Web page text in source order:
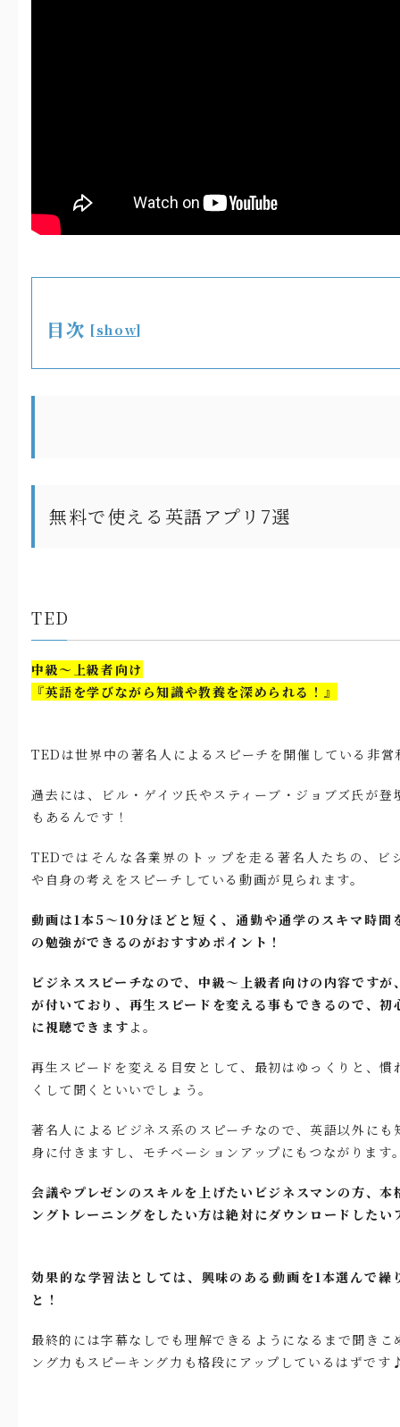
目次 [show]
無料で使える英語アプリ7選
TED
中級～上級者向け
『英語を学びながら知識や教養を深められる！』
TEDは世界中の著名人によるスピーチを開催している非営
過去には、ビル・ゲイツ氏やスティーブ・ジョブズ氏が登
もあるんです！
TEDではそんな各業界のトップを走る著名人たちの、ビ
や自身の考えをスピーチしている動画が見られます。
動画は1本5～10分ほどと短く、通勤や通学のスキマ時間
の勉強ができるのがおすすめポイント！
ビジネススピーチなので、中級～上級者向けの内容ですが
が付いており、再生スピードを変える事もできるので、初
に視聴できます よ。
再生スピードを変える目安として、最初はゆっくりと、慣
くして聞くといいでしょう。
著名人によるビジネス系のスピーチなので、英語以外にも
身に付きますし、モチベーションアップにもつながります
会議やプレゼンのスキルを上げたいビジネスマンの方、本
ングトレーニングをしたい方は絶対にダウンロードしたい
効果的な学習法としては、興味のある動画を1本選んで繰
と！
最終的には字幕なしでも理解できるようになるまで聞きこ
ング力もスピーキング力も格段にアップしているはずで